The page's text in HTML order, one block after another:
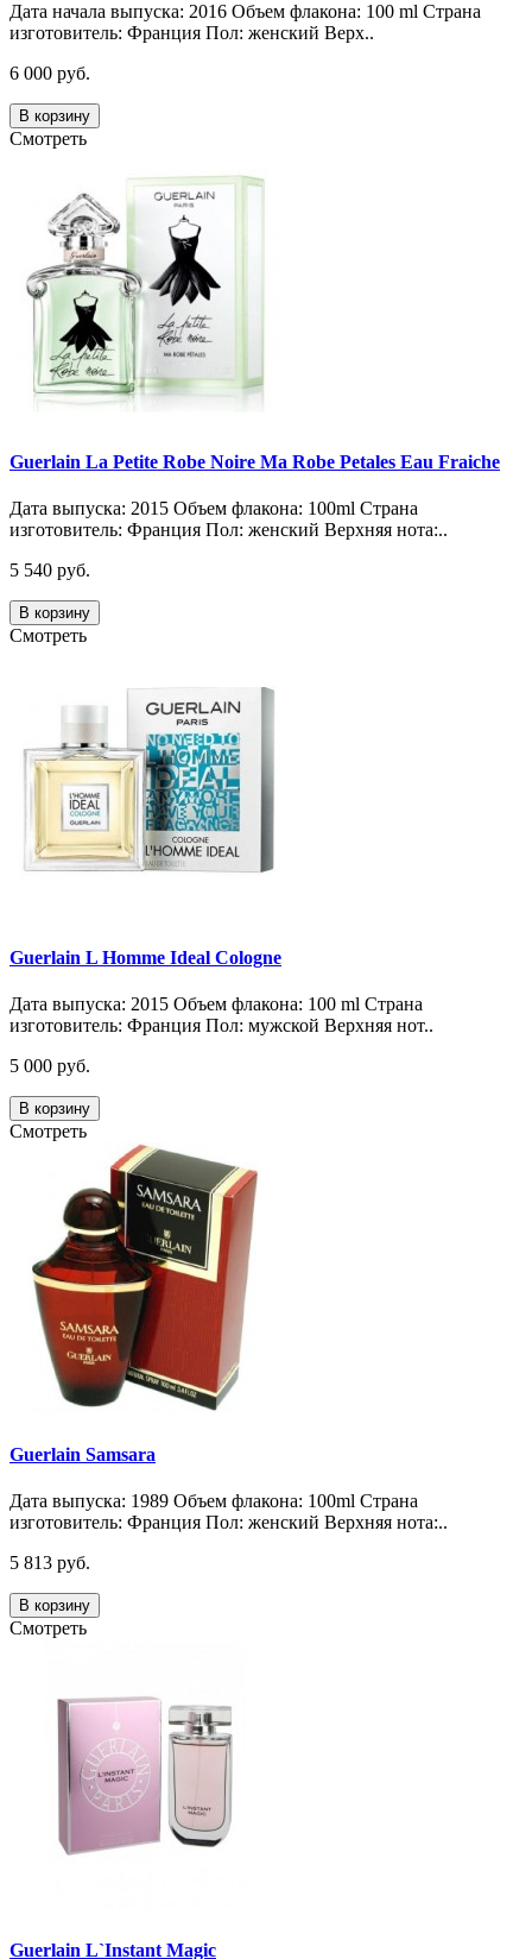
Дата начала выпуска: 2016 Объем флакона: 100 ml Страна
изготовитель: Франция Пол: женский Верх..
6 000 руб.
В корзину
Смотреть
Guerlain La Petite Robe Noire Ma Robe Petales Eau Fraiche
Дата выпуска: 2015 Объем флакона: 100ml Страна
изготовитель: Франция Пол: женский Верхняя нота:..
5 540 руб.
В корзину
Смотреть
Guerlain L Homme Ideal Cologne
Дата выпуска: 2015 Объем флакона: 100 ml Страна
изготовитель: Франция Пол: мужской Верхняя нот..
5 000 руб.
В корзину
Смотреть
Guerlain Samsara
Дата выпуска: 1989 Объем флакона: 100ml Страна
изготовитель: Франция Пол: женский Верхняя нота:..
5 813 руб.
В корзину
Смотреть
Guerlain L`Instant Magic